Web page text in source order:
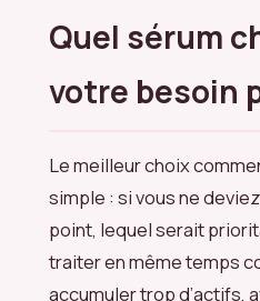
Quel sérum
votre besoin
Le meilleur choix
simple : si vous ne
point, lequel serait
traiter en même temps
accumuler trop d’actifs,